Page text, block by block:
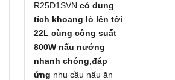
R25D1SVN có dung
tích khoang lò lên tới
22L cùng công suất
800W nấu nướng
nhanh chóng,đáp
ứng nhu cầu nấu ăn